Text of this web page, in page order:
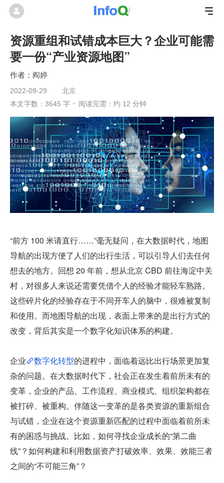
资源重组和试错成本巨大？企业可能需
要一份“产业资源地图”
阎婷
2022-09-29
北京
本文字数：3645 字
阅读完需：约 12 分钟
“前方 100 米请直行……”毫无疑问，在大数据时代，地图
导航的出现方便了人们的出行生活，可以引导人们去任何
想去的地方。回想 20 年前，想从北京 CBD 前往海淀中关
村，对很多人来说还需要凭借个人的经验才能轻车熟路。
这些碎片化的经验存在于不同开车人的脑中，很难被复制
和使用。而地图导航的出现，表面上带来的是出行方式的
改变，背后其实是一个数字化知识体系的构建。
企业 数字化转型的进程中，面临着远比出行场景更加复
杂的问题。在大数据时代下，社会正在发生着前所未有的
变革，企业的产品、工作流程、商业模式、组织架构都在
被打碎、被重构。伴随这一变革的是各类资源的重新组合
与试错，企业在这个资源重新匹配的过程中面临着前所未
有的困惑与挑战。比如，如何寻找企业成长的“第二曲
线”？如何构建和利用数据资产打破效率、效果、效能三者
之间的“不可能三角”？